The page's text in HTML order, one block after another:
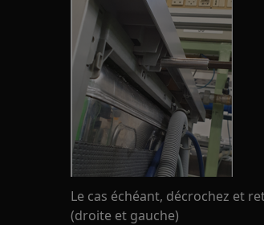
Le cas échéant, décrochez et
(droite et gauche)